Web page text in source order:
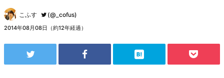
こふす (@_cofus)
2014年08月08日（約12年経過）